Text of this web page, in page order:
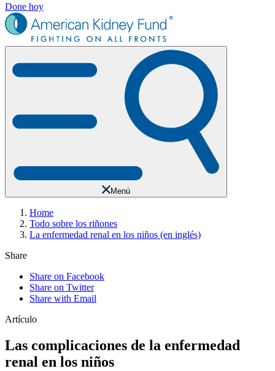
Done hoy
Menú
Home
Todo sobre los riñones
La enfermedad renal en los niños (en inglés)
Share
Share on Facebook
Share on Twitter
Share with Email
Artículo
Las complicaciones de la enfermedad
renal en los niños